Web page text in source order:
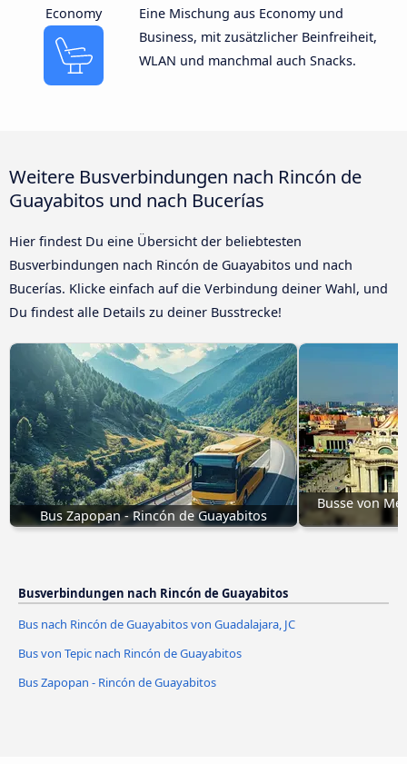
Economy
Eine Mischung aus Economy und
Business, mit zusätzlicher Beinfreiheit,
WLAN und manchmal auch Snacks.
Weitere Busverbindungen nach Rincón de
Guayabitos und nach Bucerías
Hier findest Du eine Übersicht der beliebtesten
Busverbindungen nach Rincón de Guayabitos und nach
Bucerías. Klicke einfach auf die Verbindung deiner Wahl, und
Du findest alle Details zu deiner Busstrecke!
Bus Zapopan - Rincón de Guayabitos
Busse von
Busverbindungen nach Rincón de Guayabitos
Bus nach Rincón de Guayabitos von Guadalajara, JC
Bus von Tepic nach Rincón de Guayabitos
Bus Zapopan - Rincón de Guayabitos